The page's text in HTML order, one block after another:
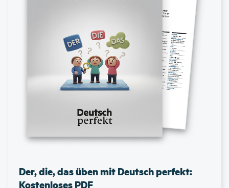
Der, die, das üben mit Deutsch perfekt:
Kostenloses PDF